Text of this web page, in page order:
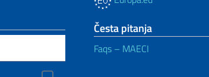
Česta pitanja
Faqs – MAECI